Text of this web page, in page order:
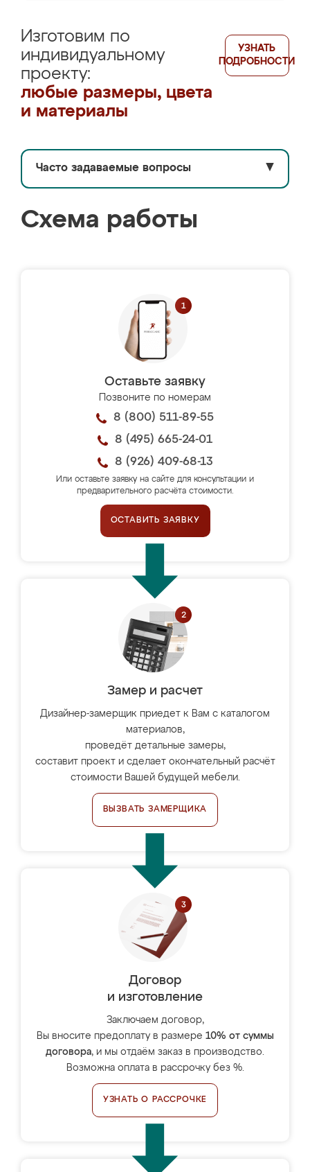
Изготовим по
индивидуальному
проекту:
любые размеры, цвета
и материалы
УЗНАТЬ
ПОДРОБНОСТИ
Часто задаваемые вопросы ▼
Схема работы
Оставьте заявку
Позвоните по номерам
8 (800) 511-89-55
8 (495) 665-24-01
8 (926) 409-68-13
Или оставьте заявку на сайте для консультации и
предварительного расчёта стоимости.
ОСТАВИТЬ ЗАЯВКУ
Замер и расчет
Дизайнер-замерщик приедет к Вам с каталогом
материалов,
проведёт детальные замеры,
составит проект и сделает окончательный расчёт
стоимости Вашей будущей мебели.
ВЫЗВАТЬ ЗАМЕРЩИКА
Договор
и изготовление
Заключаем договор,
Вы вносите предоплату в размере 10% от суммы
договора, и мы отдаём заказ в производство.
Возможна оплата в рассрочку без %.
УЗНАТЬ О РАССРОЧКЕ